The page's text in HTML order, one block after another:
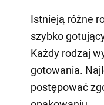
Istnieją różne
szybko
Każdy rodzaj
gotowania.
postępować